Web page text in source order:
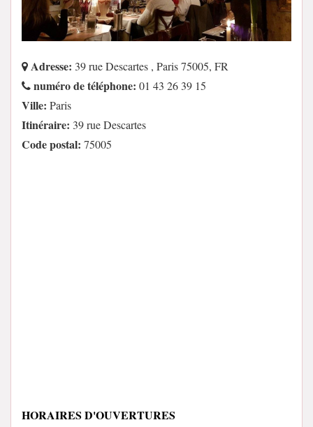
Adresse: 39 rue Descartes , Paris 75005, FR
numéro de téléphone: 01 43 26 39 15
Ville: Paris
Itinéraire: 39 rue Descartes
Code postal: 75005
HORAIRES D'OUVERTURES